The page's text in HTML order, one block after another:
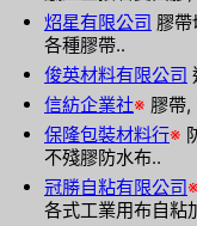
炤星有限公司 膠
各種膠帶..
俊英材料有限公司
信紡企業社※ 膠帶,
保隆包裝材料行※
不殘膠防水布..
冠勝自粘有限公司※
各式工業用布自粘